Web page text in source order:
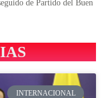
de Partido del Buen
INTERNACIONAL